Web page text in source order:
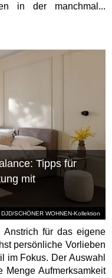
in der manchmal...
SCHÖNER WOHNEN-Kollektion
Tipps für
mit
für das eigene
persönliche Vorlieben
im Fokus. Der Auswahl
Menge Aufmerksamkeit